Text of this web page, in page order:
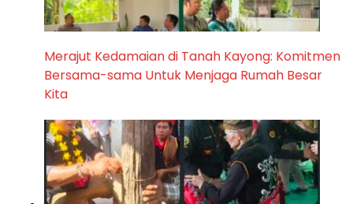
Merajut Kedamaian di Tanah Kayong: Komitmen
Bersama-sama Untuk Menjaga Rumah Besar
Kita